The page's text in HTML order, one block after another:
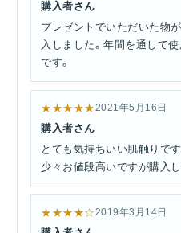
購入者さん
プレゼントでいただいた物
入しました。年間を通して
です。
★★★★★2021年5月16日
購入者さん
とても気持ちいい肌触りです
少々お値段高いですが購入
★★★★☆2019年3月14日